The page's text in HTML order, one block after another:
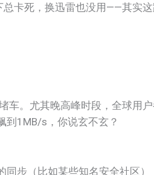
卡死，换迅雷也没用——其实
。尤其晚高峰时段，全球用户
到1MB/s，你说玄不玄？
步（比如某些知名安全社区